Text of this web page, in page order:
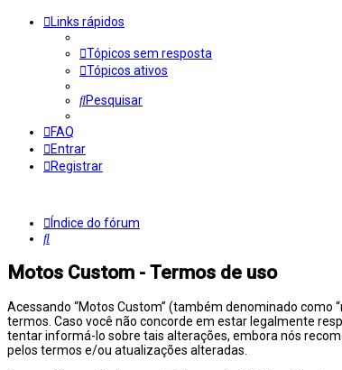
Links rápidos
Tópicos sem resposta
Tópicos ativos
Pesquisar
FAQ
Entrar
Registrar
Índice do fórum
Pesquisar
Motos Custom - Termos de uso
Acessando “Motos Custom” (também denominado como
termos. Caso você não concorde em estar legalmente
tentar informá-lo sobre tais alterações, embora nós
pelos termos e/ou atualizações alteradas.